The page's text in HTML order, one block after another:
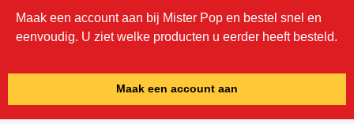
Maak een account aan bij Mister Pop en bestel snel en
eenvoudig. U ziet welke producten u eerder heeft besteld.
Maak een account aan